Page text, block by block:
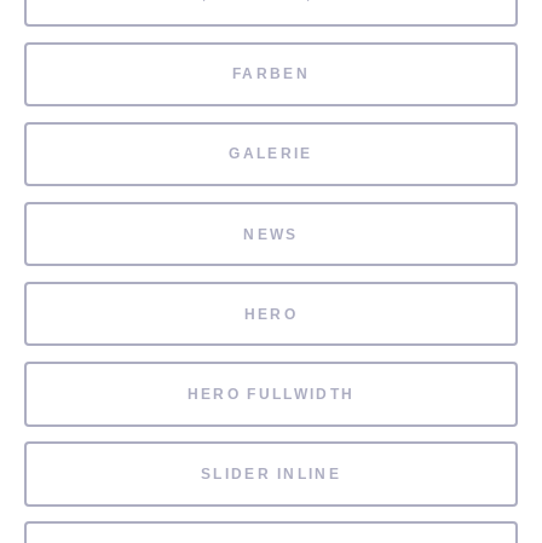
FARBEN
GALERIE
NEWS
HERO
HERO FULLWIDTH
SLIDER INLINE